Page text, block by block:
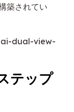
築されてい
テップ